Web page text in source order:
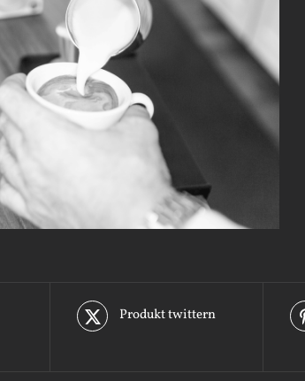
Produkt twittern